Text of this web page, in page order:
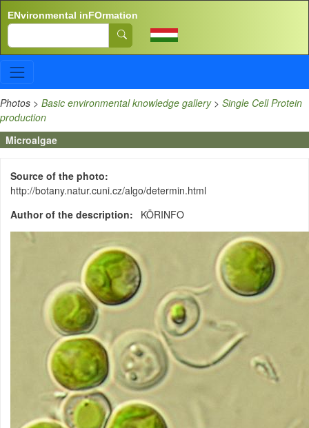
ENvironmental inFOrmation
Search
Photos > Basic environmental knowledge gallery> Single Cell Protein
production
Microalgae
Source of the photo
http://botany.natur.cuni.cz/algo/determin.html
Author of the description
KÖRINFO